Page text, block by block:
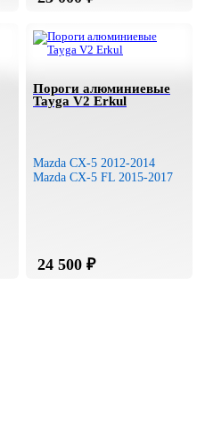
Пороги алюминиевые
Tayga V2 Erkul
Mazda CX-5 2012-2014
Mazda CX-5 FL 2015-2017